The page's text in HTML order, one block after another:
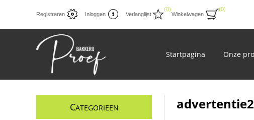
Registreren Inloggen Verlanglijst
(0)
Winkelwagen
(0)
Startpagina Onze
advertentie2
CATEGORIEEN